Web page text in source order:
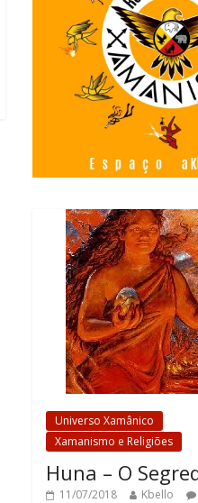
Universo Xamânico
Xamanismo e Religiões
Huna – O
11/07/2018 Kbello